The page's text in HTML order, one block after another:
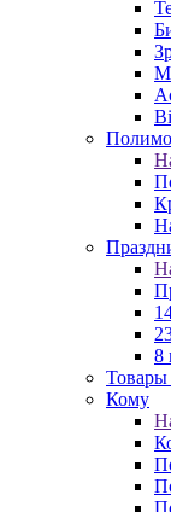
8
Кому